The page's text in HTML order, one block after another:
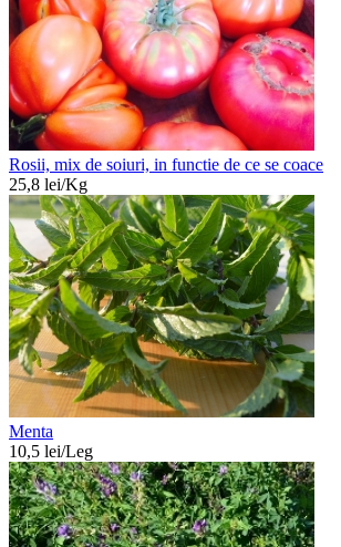
Rosii, mix de soiuri, in functie de ce se coace
25,8 lei/Kg
Menta
10,5 lei/Leg